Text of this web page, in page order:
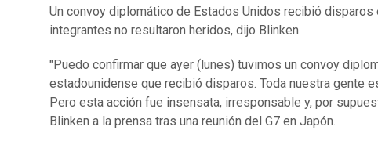
Un convoy diplomático de Estados Unidos recibió disparos
integrantes no resultaron heridos, dijo Blinken.
"Puedo confirmar que ayer (lunes) tuvimos un convoy
estadounidense que recibió disparos. Toda nuestra gente
Pero esta acción fue insensata, irresponsable y, por
Blinken a la prensa tras una reunión del G7 en Japón.